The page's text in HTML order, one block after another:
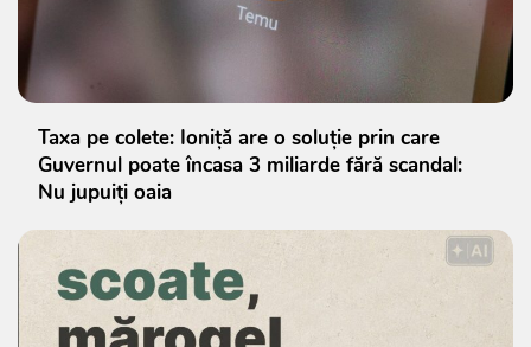
Taxa pe colete: Ioniță are o soluție prin care
Guvernul poate încasa 3 miliarde fără scandal:
Nu jupuiți oaia